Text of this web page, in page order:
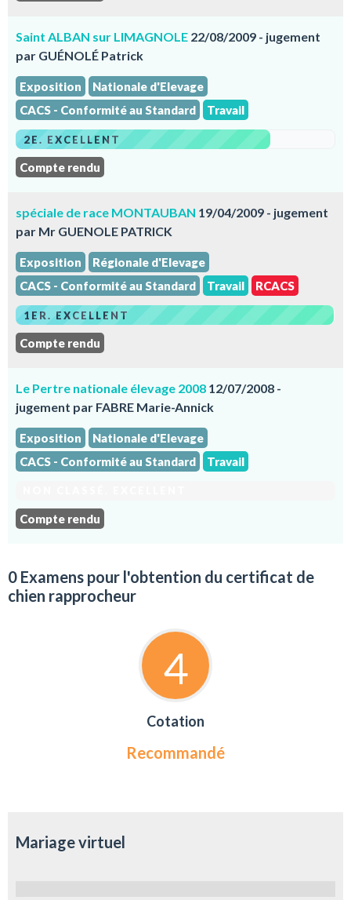
Saint ALBAN sur LIMAGNOLE 22/08/2009 - jugement
par GUÉNOLÉ Patrick
Exposition
Nationale d'Elevage
CACS - Conformité au Standard
Travail
2E. EXCELLENT
Compte rendu
spéciale de race MONTAUBAN 19/04/2009 - jugement
par Mr GUENOLE PATRICK
Exposition
Régionale d'Elevage
CACS - Conformité au Standard
Travail RCACS
1ER. EXCELLENT
Compte rendu
Le Pertre nationale élevage 2008 12/07/2008 -
jugement par FABRE Marie-Annick
Exposition
Nationale d'Elevage
CACS - Conformité au Standard
Travail
Compte rendu
0 Examens pour l'obtention du certificat de
chien rapprocheur
4
Cotation
Recommandé
Mariage virtuel